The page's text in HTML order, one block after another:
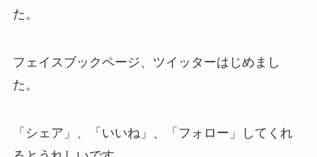
た。
フェイスブックページ、ツイッターはじめまし
た。
「シェア」、「いいね」、「フォロー」してくれ